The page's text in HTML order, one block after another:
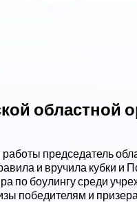
областной
председатель
и вручила кубки и
по боулингу среди
победителям и